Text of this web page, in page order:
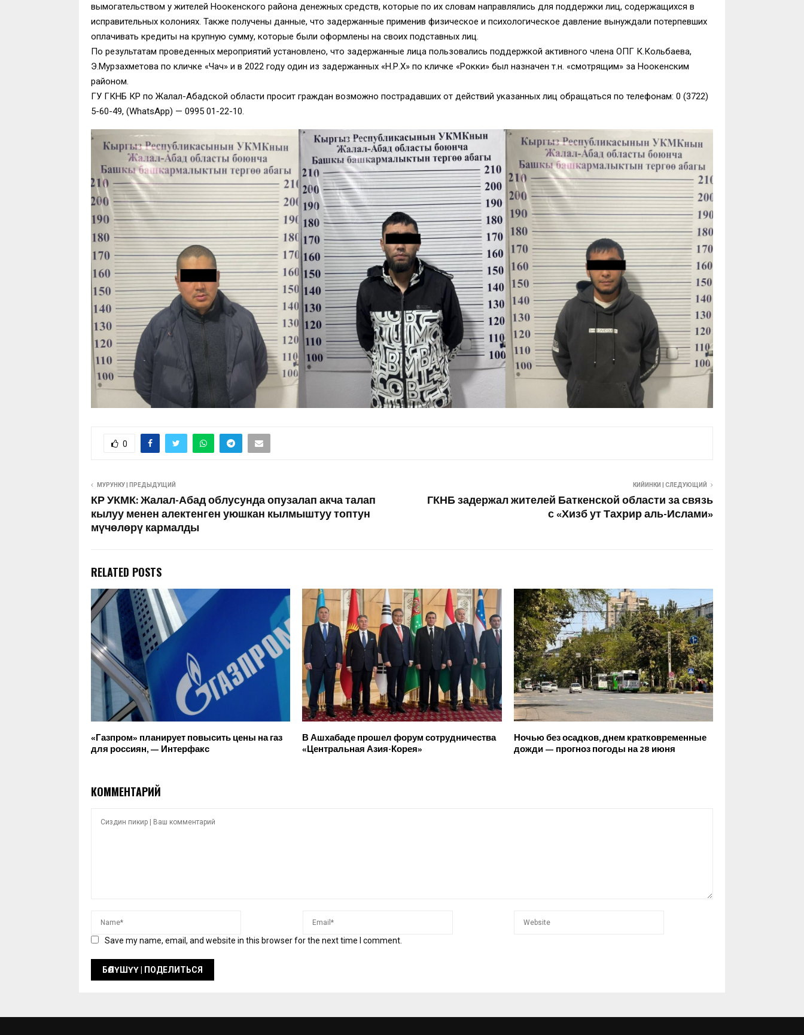
вымогательством у жителей Ноокенского района денежных средств, которые по их словам направлялись для поддержки лиц, содержащихся в
исправительных колониях. Также получены данные, что задержанные применив физическое и психологическое давление вынуждали потерпевших
оплачивать кредиты на крупную сумму, которые были оформлены на своих подставных лиц.
По результатам проведенных мероприятий установлено, что задержанные лица пользовались поддержкой активного члена ОПГ К.Кольбаева,
Э.Мурзахметова по кличке «Чач» и в 2022 году один из задержанных «Н.Р.Х» по кличке «Рокки» был назначен т.н. «смотрящим» за Ноокенским
районом.
ГУ ГКНБ КР по Жалал-Абадской области просит граждан возможно пострадавших от действий указанных лиц обращаться по телефонам: 0 (3722)
5-60-49, (WhatsApp) — 0995 01-22-10.
0
МУРУНКУ | ПРЕДЫДУЩИЙ
КР УКМК: Жалал-Абад облусунда опузалап акча талап
кылуу менен алектенген уюшкан кылмыштуу топтун
мүчөлөрү кармалды
КИЙИНКИ | СЛЕДУЮЩИЙ
ГКНБ задержал жителей Баткенской области за связь
с «Хизб ут Тахрир аль-Ислами»
RELATED POSTS
«Газпром» планирует повысить цены на газ
для россиян, — Интерфакс
В Ашхабаде прошел форум сотрудничества
«Центральная Азия-Корея»
Ночью без осадков, днем кратковременные
дожди — прогноз погоды на 28 июня
КОММЕНТАРИЙ
Save my name, email, and website in this browser for the next time I comment.